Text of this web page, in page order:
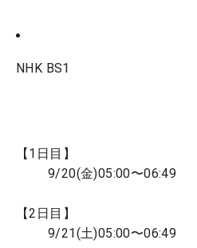
NHK BS1
【1日目】
9/20(金)05:00〜06:49
【2日目】
9/21(土)05:00〜06:49